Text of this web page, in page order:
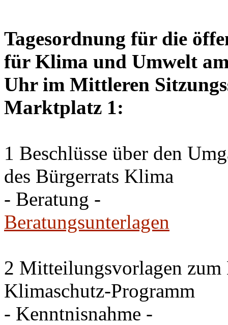
Tagesordnung für die
für Klima und Umwelt
Uhr im Mittleren
Marktplatz 1:
1 Beschlüsse über den
des Bürgerrats Klima
- Beratung -
Beratungsunterlagen
2 Mitteilungsvorlagen zum
Klimaschutz-Programm
- Kenntnisnahme -